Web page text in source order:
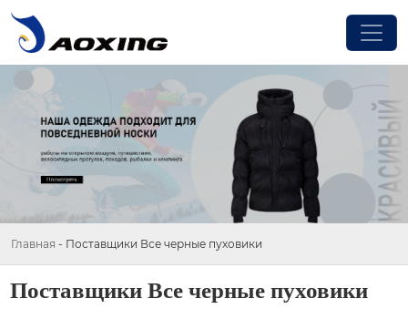
Главная - Поставщики Все черные пуховики
Поставщики Все черные пуховики